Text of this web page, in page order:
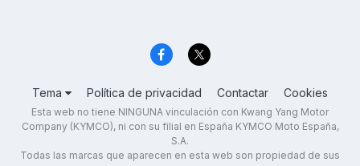
Tema Política de privacidad Contactar Cookies
Esta web no tiene NINGUNA vinculación con Kwang Yang Motor
Company (KYMCO), ni con su filial en España KYMCO Moto España,
S.A.
Todas las marcas que aparecen en esta web son propiedad de sus